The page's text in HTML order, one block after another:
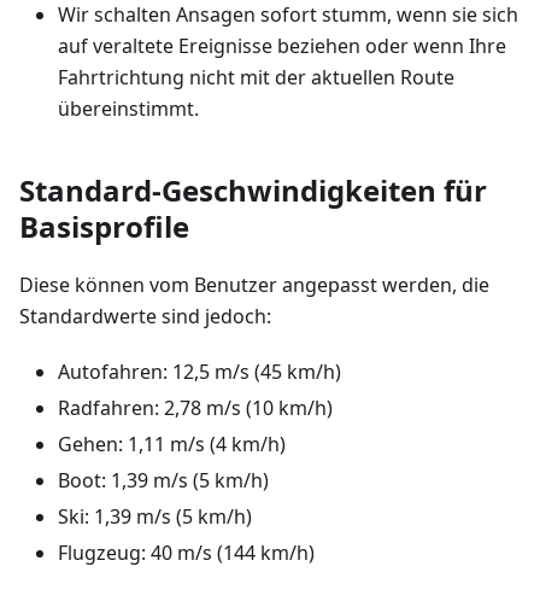
Wir schalten Ansagen sofort stumm, wenn sie sich
auf veraltete Ereignisse beziehen oder wenn Ihre
Fahrtrichtung nicht mit der aktuellen Route
übereinstimmt.
Standard-Geschwindigkeiten für
Basisprofile
Diese können vom Benutzer angepasst werden, die
Standardwerte sind jedoch:
Autofahren: 12,5 m/s (45 km/h)
Radfahren: 2,78 m/s (10 km/h)
Gehen: 1,11 m/s (4 km/h)
Boot: 1,39 m/s (5 km/h)
Ski: 1,39 m/s (5 km/h)
Flugzeug: 40 m/s (144 km/h)